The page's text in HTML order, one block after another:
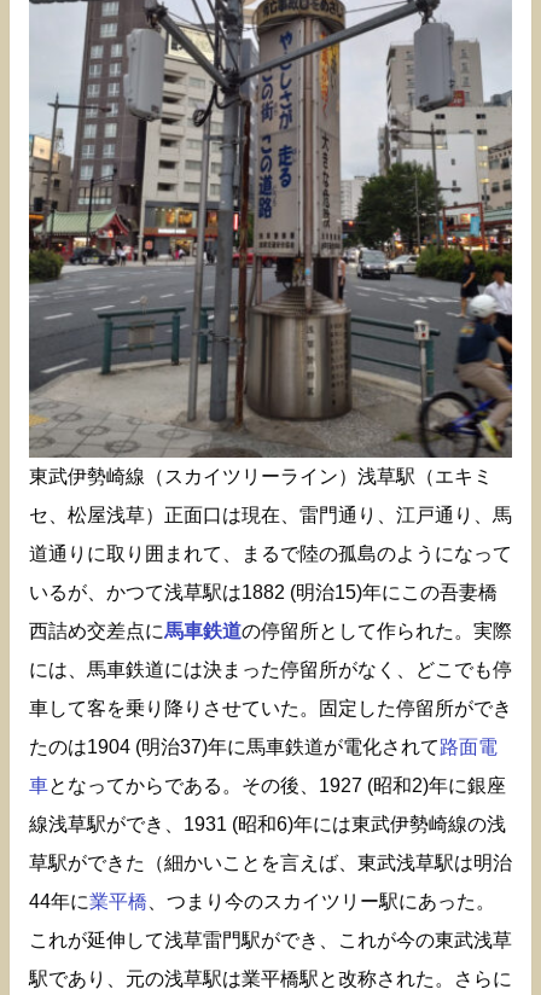
東武伊勢崎線（スカイツリーライン）浅草駅（エキミ
セ、松屋浅草）正面口は現在、雷門通り、江戸通り、馬
道通りに取り囲まれて、まるで陸の孤島のようになって
いるが、かつて浅草駅は1882 (明治15)年にこの吾妻橋
西詰め交差点に馬車鉄道の停留所として作られた。実際
には、馬車鉄道には決まった停留所がなく、どこでも停
車して客を乗り降りさせていた。固定した停留所ができ
たのは1904 (明治37)年に馬車鉄道が電化されて路面電
車となってからである。その後、1927 (昭和2)年に銀座
線浅草駅ができ、1931 (昭和6)年には東武伊勢崎線の浅
草駅ができた（細かいことを言えば、東武浅草駅は明治
44年に業平橋 、つまり今のスカイツリー駅にあった。
これが延伸して浅草雷門駅ができ、これが今の東武浅草
駅であり、元の浅草駅は業平橋駅と改称された。さらに